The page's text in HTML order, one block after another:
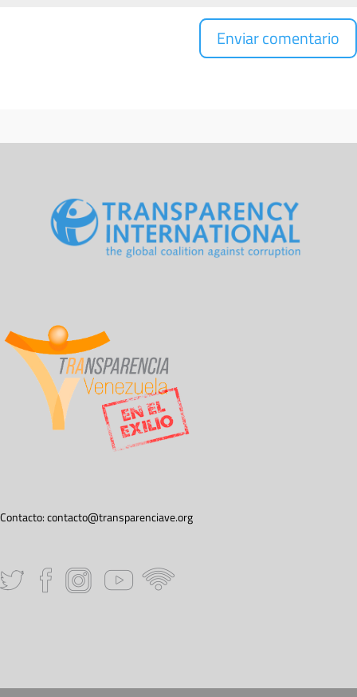
Contacto:contacto@transparenciave.org